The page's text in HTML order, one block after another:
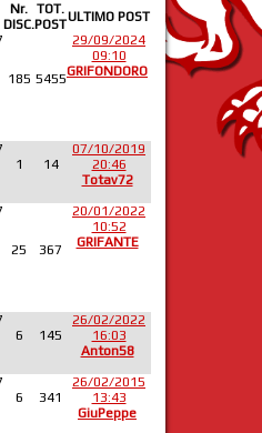
Nr.
DISC.
TOT.
POSTULTIMO POST
185 5455
29/09/2024
09:10
GRIFONDORO
1 14
07/10/2019
20:46
Totav72
25
367
20/01/2022
10:52
GRIFANTE
6 145
26/02/2022
16:03
Anton58
6 341
26/02/2015
13:43
GiuPeppe